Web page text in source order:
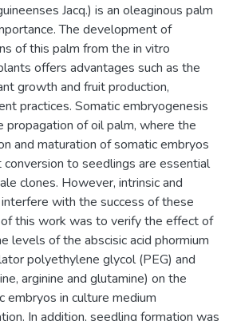
Jacq.) is an oleaginous palm
The development of
of this palm from the in vitro
offers advantages such as the
growth and fruit production,
practices. Somatic embryogenesis
propagation of oil palm, where the
and maturation of somatic embryos
to seedlings are essential
clones. However, intrinsic and
with the success of these
this work was to verify the effect of
levels of the abscisic acid phormium
polyethylene glycol (PEG) and
arginine and glutamine) on the
embryos in culture medium
In addition, seedling formation was